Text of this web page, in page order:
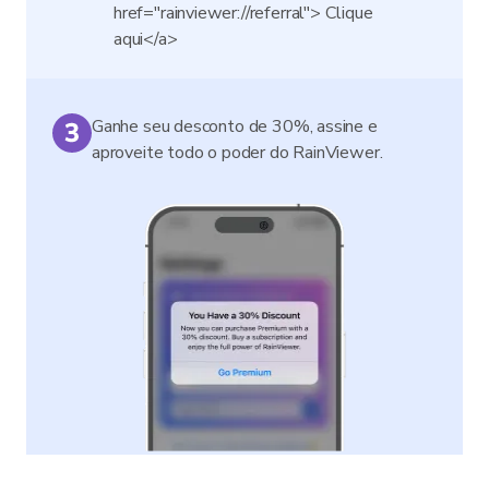
href="rainviewer://referral"> Clique
aqui</a>
Ganhe seu desconto de 30%, assine e
aproveite todo o poder do RainViewer.